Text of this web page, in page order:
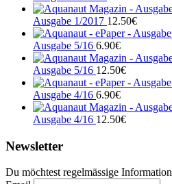
Ausgabe 1/2017 12.50€
Ausgabe 5/16 6.90€
Ausgabe 5/16 12.50€
Ausgabe 4/16 6.90€
Ausgabe 4/16 12.50€
Newsletter
Du möchtest regelmässige